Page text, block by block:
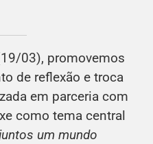
03), promovemos
de reflexão e troca
em parceria com
como tema central
um mundo